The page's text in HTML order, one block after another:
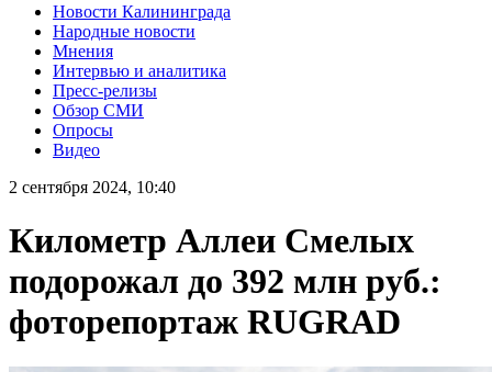
Новости Калининграда
Народные новости
Мнения
Интервью и аналитика
Пресс-релизы
Обзор СМИ
Опросы
Видео
2 сентября 2024, 10:40
Километр Аллеи Смелых
подорожал до 392 млн руб.:
фоторепортаж RUGRAD